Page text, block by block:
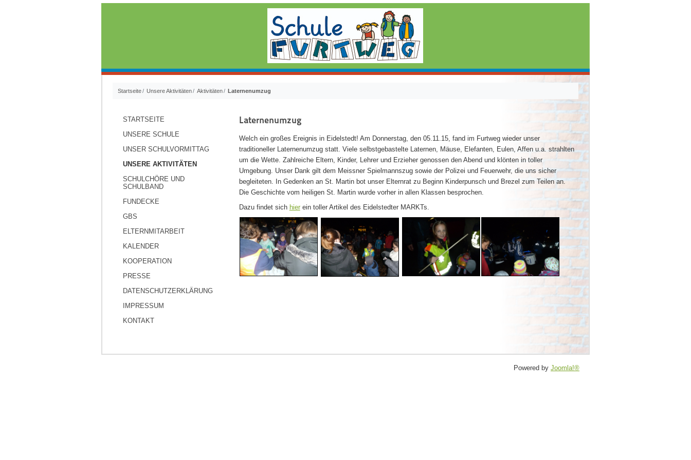
Startseite Unsere Aktivitäten Aktivitäten Laternenumzug
STARTSEITE
UNSERE SCHULE
UNSER SCHULVORMITTAG
UNSERE AKTIVITÄTEN
SCHULCHÖRE UND
SCHULBAND
FUNDECKE
GBS
ELTERNMITARBEIT
KALENDER
KOOPERATION
PRESSE
DATENSCHUTZERKLÄRUNG
IMPRESSUM
KONTAKT
Laternenumzug
Welch ein großes Ereignis in Eidelstedt! Am Donnerstag, den 05.11.15, fand im Furtweg wieder unser
traditioneller Laternenumzug statt. Viele selbstgebastelte Laternen, Mäuse, Elefanten, Eulen, Affen u.a. strahlten
um die Wette. Zahlreiche Eltern, Kinder, Lehrer und Erzieher genossen den Abend und klönten in toller
Umgebung. Unser Dank gilt dem Meissner Spielmannszug sowie der Polizei und Feuerwehr, die uns sicher
begleiteten. In Gedenken an St. Martin bot unser Elternrat zu Beginn Kinderpunsch und Brezel zum Teilen an.
Die Geschichte vom heiligen St. Martin wurde vorher in allen Klassen besprochen.
Dazu findet sich hierein toller Artikel des Eidelstedter MARKTs.
Powered by Joomla!®